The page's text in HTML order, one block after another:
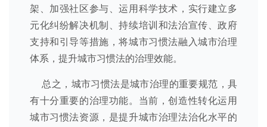
架、加强社区参与、运用科学技术，实行建立多
元化纠纷解决机制、持续培训和法治宣传、政府
支持和引导等措施，将城市习惯法融入城市治理
体系，提升城市习惯法的治理效能。
总之，城市习惯法是城市治理的重要规范，具
有十分重要的治理功能。当前，创造性转化运用
城市习惯法资源，是提升城市治理法治化水平的